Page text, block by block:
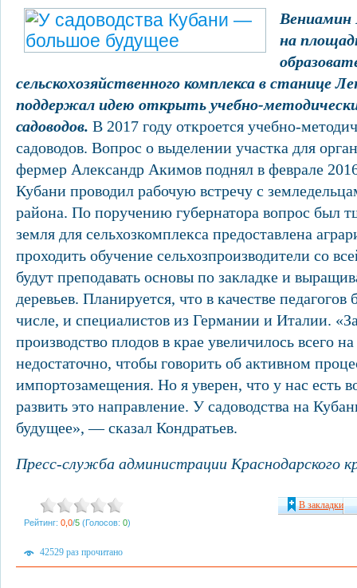
Вениамин
на
сельскохозяйственного комплекса в станице
поддержал идею открыть учебно-
садоводов. В 2017 году откроется учебно-
садоводов. Вопрос о выделении участка для
фермер Александр Акимов поднял в феврале 2016
Кубани проводил рабочую встречу с
района. По поручению губернатора вопрос был
земля для сельхозкомплекса предоставлена
проходить обучение сельхозпроизводители со
будут преподавать основы по закладке и
деревьев. Планируется, что в качестве педагогов
числе, и специалистов из Германии и Италии.
производство плодов в крае увеличилось всего
недостаточно, чтобы говорить об активном
импортозамещения. Но я уверен, что у нас есть
развить это направление. У садоводства на
будущее», — сказал Кондратьев.
Пресс-служба администрации Краснодарского
Рейтинг: 0,0/5 (Голосов: 0)
В закладки
42529 раз прочитано